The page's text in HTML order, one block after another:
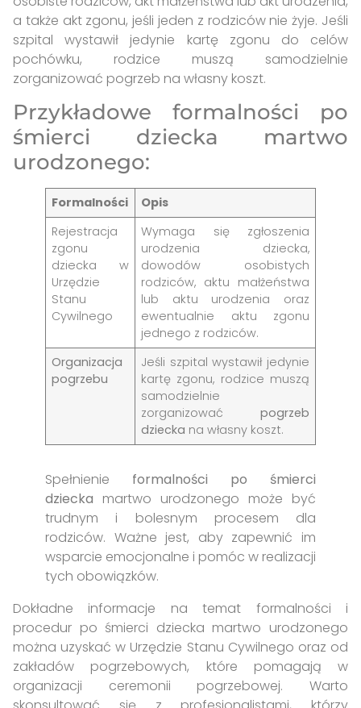
a także akt zgonu, jeśli jeden z rodziców nie żyje. Jeśli
szpital wystawił jedynie kartę zgonu do celów
pochówku, rodzice muszą samodzielnie
zorganizować pogrzeb na własny koszt.
Przykładowe formalności po
śmierci dziecka martwo
urodzonego:
Formalności
Opis
Rejestracja
zgonu
dziecka w
Urzędzie
Stanu
Cywilnego
Wymaga się zgłoszenia
urodzenia dziecka,
dowodów osobistych
rodziców, aktu małżeństwa
lub aktu urodzenia oraz
ewentualnie aktu zgonu
jednego z rodziców.
Organizacja
pogrzebu
Jeśli szpital wystawił jedynie
kartę zgonu, rodzice muszą
samodzielnie
zorganizować pogrzeb
dziecka na własny koszt.
Spełnienie formalności po śmierci
dziecka martwo urodzonego może być
trudnym i bolesnym procesem dla
rodziców. Ważne jest, aby zapewnić im
wsparcie emocjonalne i pomóc w realizacji
tych obowiązków.
Dokładne informacje na temat formalności i
procedur po śmierci dziecka martwo urodzonego
można uzyskać w Urzędzie Stanu Cywilnego oraz od
zakładów pogrzebowych, które pomagają w
organizacji ceremonii pogrzebowej. Warto